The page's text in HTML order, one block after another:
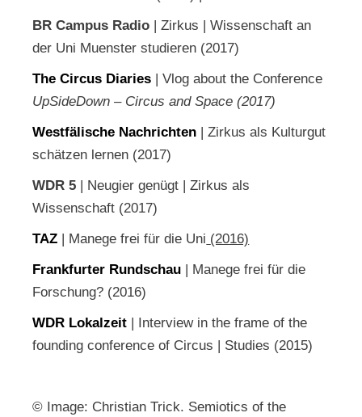
BR Campus Radio | Zirkus | Wissenschaft an
der Uni Muenster studieren (2017)
The Circus Diaries | Vlog about the Conference
UpSideDown – Circus and Space (2017)
Westfälische Nachrichten | Zirkus als Kulturgut
schätzen lernen (2017)
WDR 5 | Neugier genügt | Zirkus als
Wissenschaft (2017)
TAZ | Manege frei für die Uni (2016)
Frankfurter Rundschau | Manege frei für die
Forschung? (2016)
WDR Lokalzeit | Interview in the frame of the
founding conference of Circus | Studies (2015)
© Image: Christian Trick. Semiotics of the